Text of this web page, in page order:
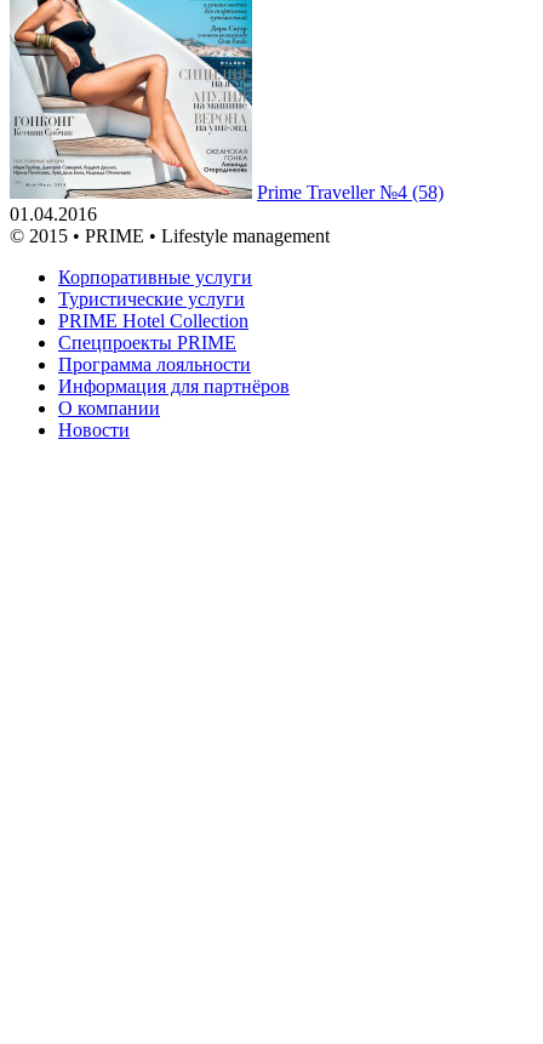
Prime Traveller №4 (58)
01.04.2016
© 2015 • PRIME • Lifestyle management
Корпоративные услуги
Туристические услуги
PRIME Hotel Collection
Спецпроекты PRIME
Программа лояльности
Информация для партнёров
О компании
Новости